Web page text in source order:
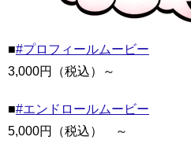
■#プロフィールムービー
3,000円（税込）～
■#エンドロールムービー
5,000円（税込） ～